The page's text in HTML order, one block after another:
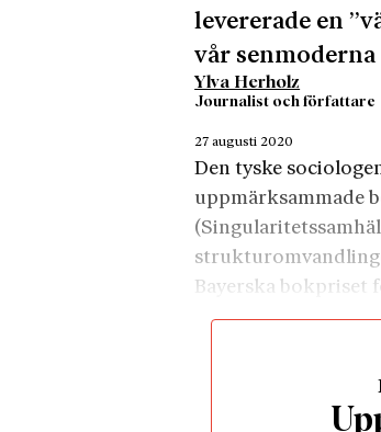
levererade en
vår senmoderna
Ylva Herholz
Journalist och författare
27 augusti 2020
Den tyske
uppmärksammade
Bayerska bokpriset
nyckel till förståelse
der Oder, hör
förra året fick han